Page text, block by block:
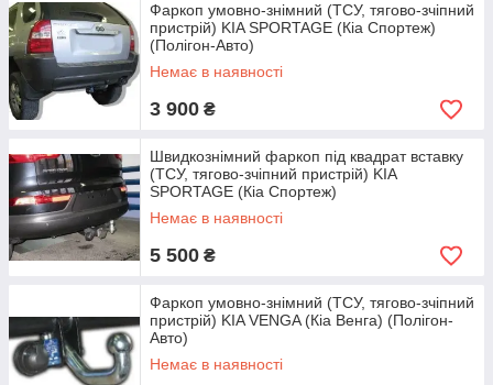
Фаркоп умовно-знімний (ТСУ, тягово-зчіпний
пристрій) KIA SPORTAGE (Кіа Спортеж)
(Полігон-Авто)
Немає в наявності
3 900 ₴
Швидкознімний фаркоп під квадрат вставку
(ТСУ, тягово-зчіпний пристрій) KIA
SPORTAGE (Кіа Спортеж)
Немає в наявності
5 500 ₴
Фаркоп умовно-знімний (ТСУ, тягово-зчіпний
пристрій) KIA VENGA (Кіа Венга) (Полігон-
Авто)
Немає в наявності